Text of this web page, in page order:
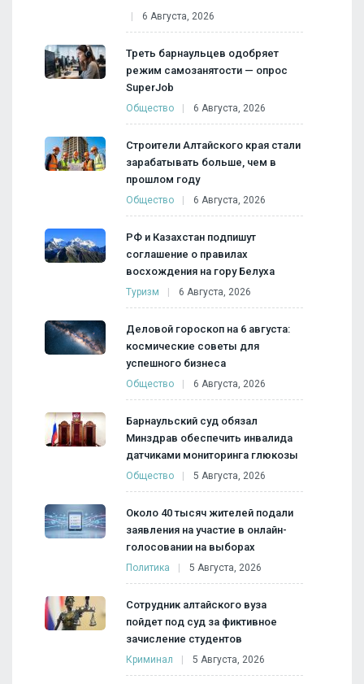
6 Августа, 2026
Треть барнаульцев одобряет
режим самозанятости — опрос
SuperJob
Общество 6 Августа, 2026
Строители Алтайского края стали
зарабатывать больше, чем в
прошлом году
Общество 6 Августа, 2026
РФ и Казахстан подпишут
соглашение о правилах
восхождения на гору Белуха
Туризм 6 Августа, 2026
Деловой гороскоп на 6 августа:
космические советы для
успешного бизнеса
Общество 6 Августа, 2026
Барнаульский суд обязал
Минздрав обеспечить инвалида
датчиками мониторинга глюкозы
Общество 5 Августа, 2026
Около 40 тысяч жителей подали
заявления на участие в онлайн-
голосовании на выборах
Политика 5 Августа, 2026
Сотрудник алтайского вуза
пойдет под суд за фиктивное
зачисление студентов
Криминал 5 Августа, 2026